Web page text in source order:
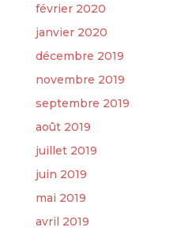
février 2020
janvier 2020
décembre 2019
novembre 2019
septembre 2019
août 2019
juillet 2019
juin 2019
mai 2019
avril 2019